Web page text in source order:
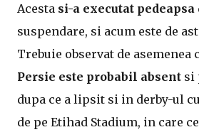
Acesta si-a executat pedeapsa
suspendare, si acum este de
Trebuie observat de asemenea
Persie este probabil absent si
dupa ce a lipsit si in derby-ul
de pe Etihad Stadium, in care